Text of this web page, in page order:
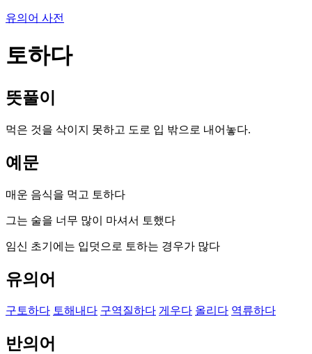
유의어 사전
토하다
뜻풀이
먹은 것을 삭이지 못하고 도로 입 밖으로 내어놓다.
예문
매운 음식을 먹고 토하다
그는 술을 너무 많이 마셔서 토했다
임신 초기에는 입덧으로 토하는 경우가 많다
유의어
구토하다 토해내다 구역질하다 게우다 올리다 역류하다
반의어